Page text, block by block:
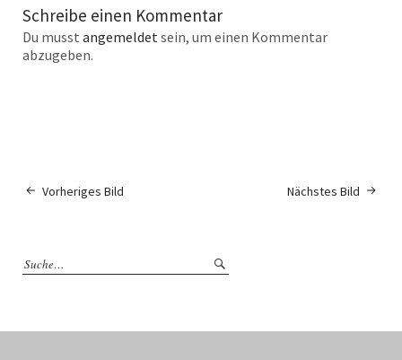
Schreibe einen Kommentar
Du musst angemeldet sein, um einen Kommentar
abzugeben.
Nächstes Bild
Vorheriges Bild